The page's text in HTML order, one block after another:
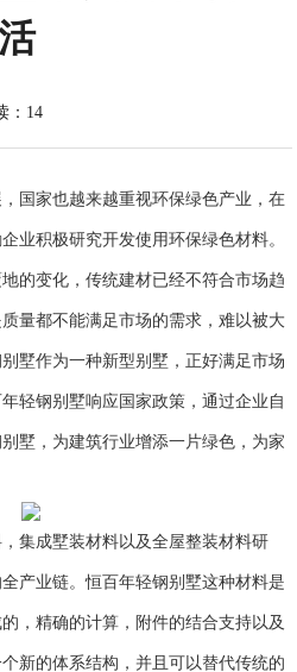
：14
国家也越来越重视环保绿色产业，在
业积极研究开发使用环保绿色材料。
的变化，传统建材已经不符合市场趋
量都不能满足市场的需求，难以被大
墅作为一种新型别墅，正好满足市场
轻钢别墅响应国家政策，通过企业自
墅，为建筑行业增添一片绿色，为家
集成墅装材料以及全屋整装材料研
产业链。恒百年轻钢别墅这种材料是
，精确的计算，附件的结合支持以及
新的体系结构，并且可以替代传统的